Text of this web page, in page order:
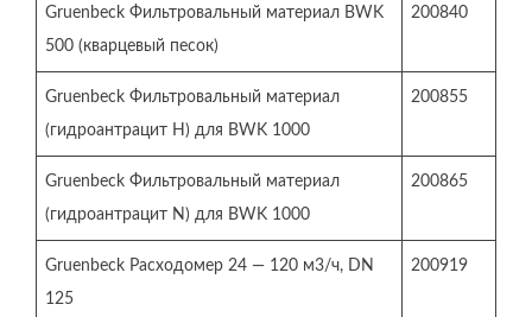
Gruenbeck Фильтровальный материал BWK
500 (кварцевый песок)
200840
Gruenbeck Фильтровальный материал
(гидроантрацит H) для BWK 1000
200855
Gruenbeck Фильтровальный материал
(гидроантрацит N) для BWK 1000
200865
Gruenbeck Расходомер 24 — 120 м3/ч, DN
125
200919